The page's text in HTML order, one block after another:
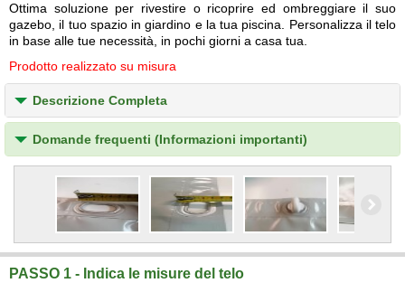
Ottima soluzione per rivestire o ricoprire ed ombreggiare il suo
gazebo, il tuo spazio in giardino e la tua piscina. Personalizza il telo
in base alle tue necessità, in pochi giorni a casa tua.
Prodotto realizzato su misura
Descrizione Completa
Domande frequenti (Informazioni importanti)
PASSO 1 - Indica le misure del telo